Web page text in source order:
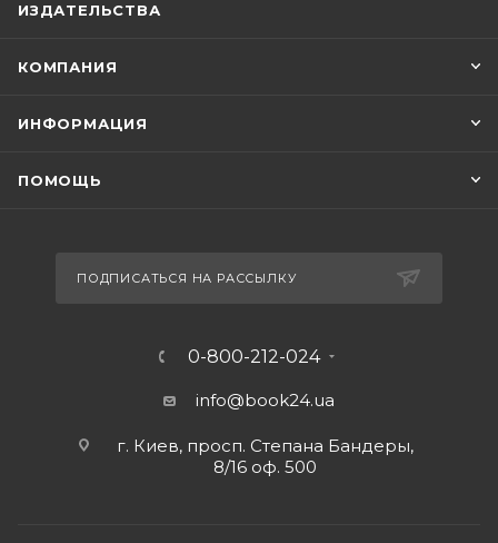
ИЗДАТЕЛЬСТВА
КОМПАНИЯ
ИНФОРМАЦИЯ
ПОМОЩЬ
ПОДПИСАТЬСЯ НА РАССЫЛКУ
0-800-212-024
info@book24.ua
г. Киев, просп. Степана Бандеры,
8/16 оф. 500